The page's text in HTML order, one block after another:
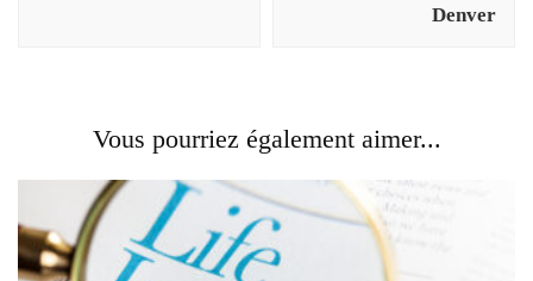
Denver
Vous pourriez également aimer...